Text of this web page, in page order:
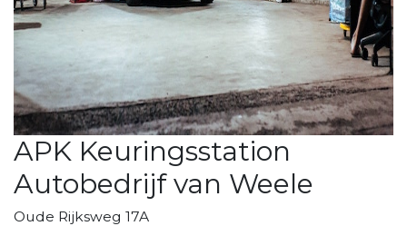
APK Keuringsstation
Autobedrijf van Weele
Oude Rijksweg 17A